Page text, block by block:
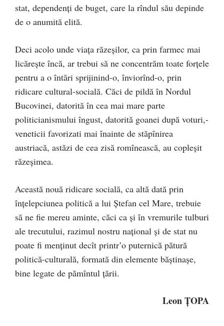
stat, dependenţi de buget, care la rîndul său depinde
de o anumită elită.
Deci acolo unde viaţa răzeşilor, ca prin farmec mai
licăreşte încă, ar trebui să ne concentrăm toate forţele
pentru a o întări sprijinind-o, înviorînd-o, prin
ridicare cultural-socială. Căci de pildă în Nordul
Bucovinei, datorită în cea mai mare parte
politicianismului îngust, datorită goanei după voturi,-
veneticii favorizati mai înainte de stăpînirea
austriacă, astăzi de cea zisă romînească, au copleşit
răzeşimea.
Această nouă ridicare socială, ca altă dată prin
înţelepciunea politică a lui Ştefan cel Mare, trebuie
să ne fie mereu aminte, căci ca şi în vremurile tulburi
ale trecutului, razimul nostru naţional şi de stat nu
poate fi menţinut decît printr’o puternică pătură
politică-culturală, formată din elemente băştinaşe,
bine legate de pămîntul ţării.
Leon ȚOPA